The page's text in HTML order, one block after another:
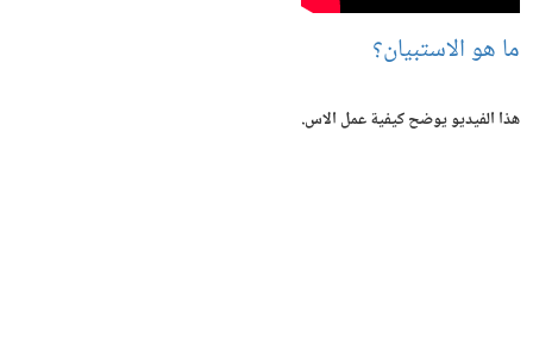
ما هو الاستبيان؟
هذا الفيديو يوضح كيفية عمل الاس.